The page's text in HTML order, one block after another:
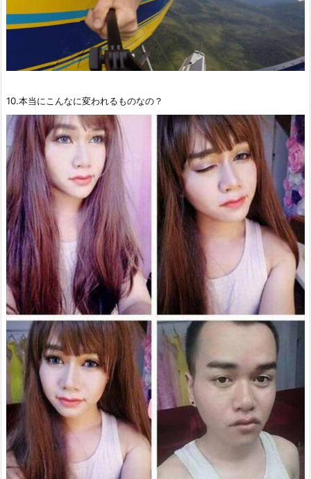
10.本当にこんなに変われるものなの？